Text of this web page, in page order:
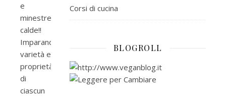
e
minestre
calde!!
Imparando
varietà e
proprietà
di
ciascun
Corsi di cucina
BLOGROLL